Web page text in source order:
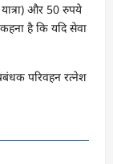
यात्रा) और 50 रुपये
है कि यदि सेवा
परिवहन रत्नेश